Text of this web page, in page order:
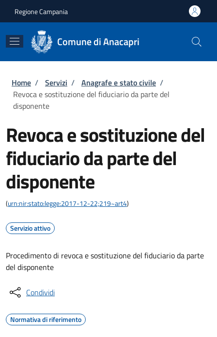
Regione Campania
Comune di Anacapri
Briciole di pane
Home / Servizi / Anagrafe e stato civile /
Revoca e sostituzione del fiduciario da parte del
disponente
Revoca e sostituzione del
fiduciario da parte del
disponente
(urn:nir:stato:legge:2017-12-22;219~art4)
Servizio attivo
Procedimento di revoca e sostituzione del fiduciario da parte
del disponente
Condividi
Normativa di riferimento